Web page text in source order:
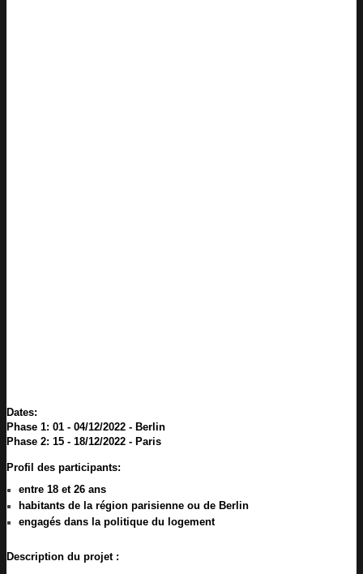
Dates:
Phase 1: 01 - 04/12/2022 - Berlin
Phase 2: 15 - 18/12/2022 - Paris
Profil des participants:
entre 18 et 26 ans
habitants de la région parisienne ou de Berlin
engagés dans la politique du logement
Description du projet :